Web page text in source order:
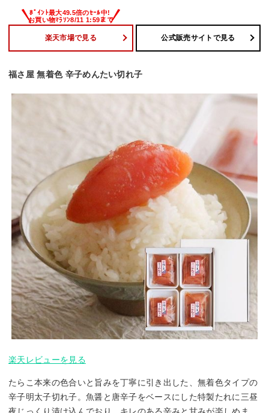
楽天市場で見る 公式販売サイトで見る
福さ屋 無着色 辛子めんたい切れ子
楽天レビューを見る
たらこ本来の色合いと旨みを丁寧に引き出した、無着色タイプの
辛子明太子切れ子。魚醤と唐辛子をベースにした特製たれに三昼